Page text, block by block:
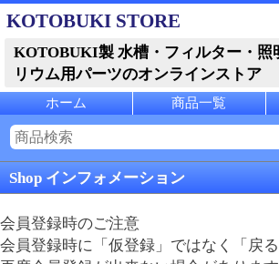
KOTOBUKI STORE
KOTOBUKI製 水槽・フィルター・照
リウム用パーツのオンラインストア
ホーム 商品一覧
Shop インフォメーション
会員登録時のご注意
会員登録時に「仮登録」ではなく「戻